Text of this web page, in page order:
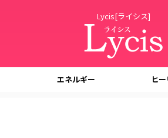
Lycis[ライシス]
エネルギー ヒ